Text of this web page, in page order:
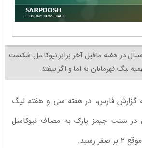
در هفته ماقبل آخر برابر نیوکاسل شکست
لیگ قهرمانان به اما و اگر بیفتد.
گزارش فارس، در هفته سی و هفتم لیگ
در سنت جیمز پارک به مصاف نیوکاسل
رسید.